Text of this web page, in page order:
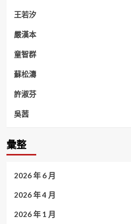
王若汐
嚴漢本
童智群
蘇松濤
許淑芬
吳茜
彙整
2026 年 6 月
2026 年 4 月
2026 年 1 月